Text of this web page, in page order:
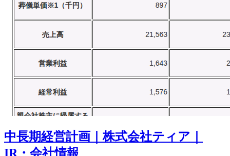
中長期経営計画｜株式会社ティア｜
IR・会社情報